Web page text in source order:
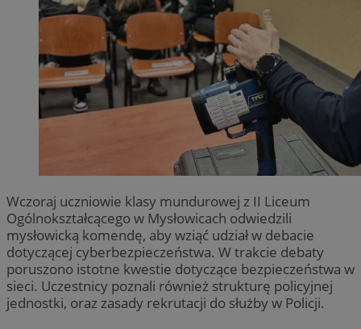
Wczoraj uczniowie klasy mundurowej z II Liceum
Ogólnokształcącego w Mysłowicach odwiedzili
mysłowicką komendę, aby wziąć udział w debacie
dotyczącej cyberbezpieczeństwa. W trakcie debaty
poruszono istotne kwestie dotyczące bezpieczeństwa w
sieci. Uczestnicy poznali również strukturę policyjnej
jednostki, oraz zasady rekrutacji do służby w Policji.